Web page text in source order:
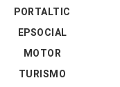
PORTALTIC
EPSOCIAL
MOTOR
TURISMO